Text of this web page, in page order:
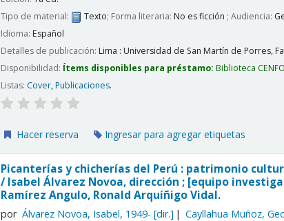
Tipo de material:
Texto; Forma literaria:No es ficción ; Audiencia:
Idioma:Español
Detalles de publicación:Lima : Universidad de San Martín de Porres,
Disponibilidad: Ítems disponibles para préstamo:Biblioteca
Listas: Cover,Publicaciones.
Hacer reserva Ingresar para agregar etiquetas
Picanterías y chicherías del Perú : patrimonio
/Isabel Álvarez Novoa, dirección ; [equipo
Ramírez Angulo, Ronald Arquíñigo Vidal.
por Álvarez Novoa, Isabel, 1949- [dir.] Cayllahua Muñoz,